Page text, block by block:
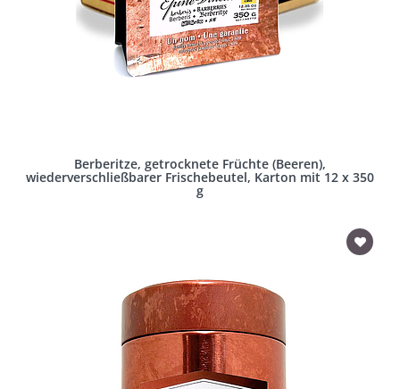
Berberitze, getrocknete Früchte (Beeren),
wiederverschließbarer Frischebeutel, Karton mit 12 x 350
g